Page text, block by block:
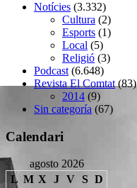
Notícies (3.332)
Cultura (2)
Esports (1)
Local (5)
Religió (3)
Podcast (6.648)
Revista El Comtat(83)
2014 (9)
Sin categoría (67)
Calendari
agosto 2026
L M X J V S D